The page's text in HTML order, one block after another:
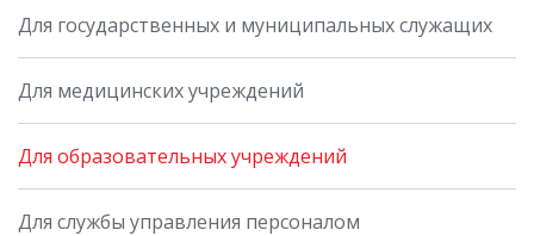
Для государственных и муниципальных служащих
Для медицинских учреждений
Для образовательных учреждений
Для службы управления персоналом